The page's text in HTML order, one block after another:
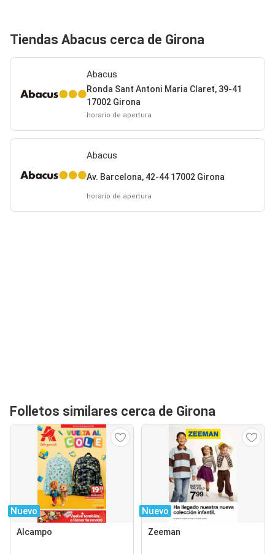
Tiendas Abacus cerca de Girona
Abacus
Ronda Sant Antoni Maria Claret, 39-41
17002 Girona
horario de apertura
Abacus
Av. Barcelona, 42-44 17002 Girona
horario de apertura
Folletos similares cerca de Girona
Nuevo
Alcampo
Nuevo
Zeeman